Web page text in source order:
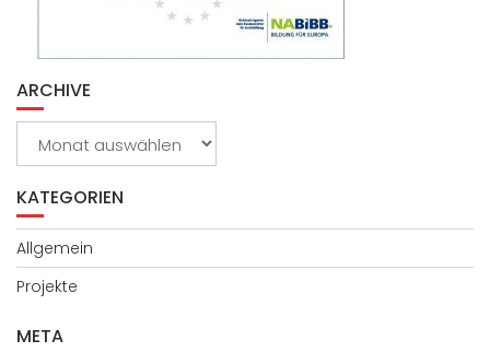
ARCHIVE
KATEGORIEN
Allgemein
Projekte
META